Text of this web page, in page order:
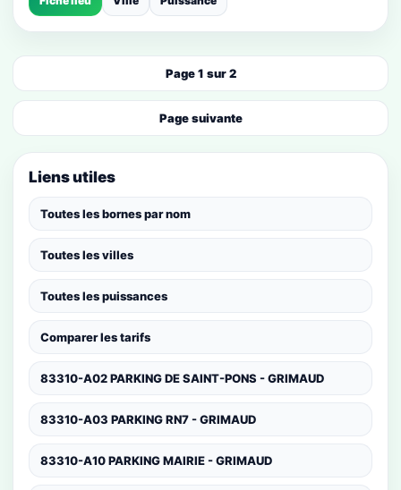
Page 1 sur 2
Page suivante
Liens utiles
Toutes les bornes par nom
Toutes les villes
Toutes les puissances
Comparer les tarifs
83310-A02 PARKING DE SAINT-PONS - GRIMAUD
83310-A03 PARKING RN7 - GRIMAUD
83310-A10 PARKING MAIRIE - GRIMAUD